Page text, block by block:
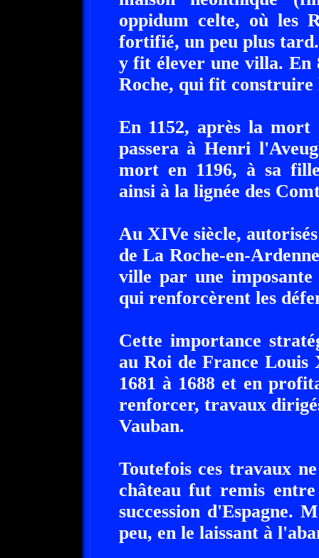
oppidum celte, où les
fortifié, un peu plus
y fit élever une villa. En
Roche, qui fit construire
En 1152, après la
passera à Henri
mort en 1196, à sa
ainsi à la lignée des
Au XIVe siècle,
de La Roche-en-
ville par une
qui renforcèrent les
Cette importance
au Roi de France Louis
1681 à 1688 et en
renforcer, travaux
Vauban.
Toutefois ces travaux
château fut remis
succession d'Espagne.
peu, en le laissant à